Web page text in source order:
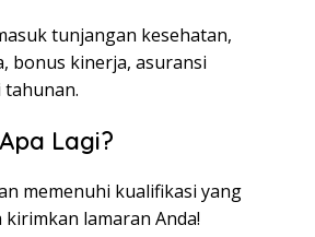
tunjangan kesehatan,
bonus kinerja, asuransi
tahunan.
Lagi?
memenuhi kualifikasi yang
lamaran Anda!